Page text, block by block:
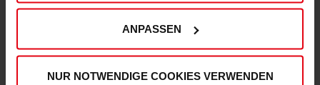
ANPASSEN
NUR NOTWENDIGE COOKIES VERWENDEN
DEINE VORTEILE IN UNSEREM SHOP